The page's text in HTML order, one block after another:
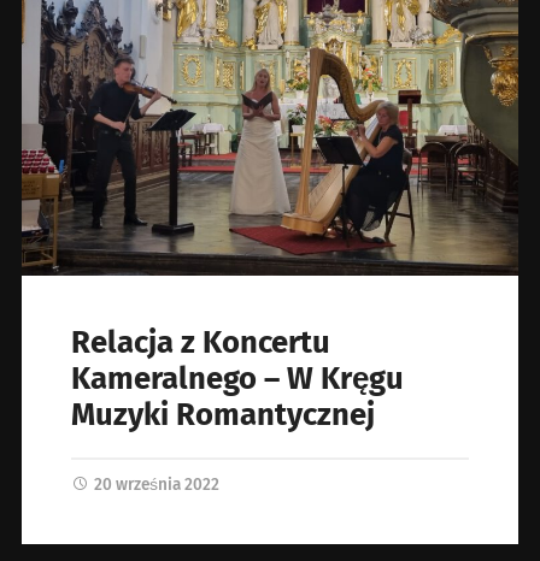
Relacja z Koncertu
Kameralnego – W Kręgu
Muzyki Romantycznej
20 września 2022